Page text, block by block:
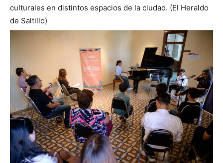
culturales en distintos espacios de la ciudad. (El Heraldo
de Saltillo)